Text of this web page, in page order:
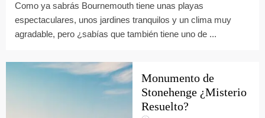
Como ya sabrás Bournemouth tiene unas playas
espectaculares, unos jardines tranquilos y un clima muy
agradable, pero ¿sabías que también tiene uno de ...
Monumento de
Stonehenge ¿Misterio
Resuelto?